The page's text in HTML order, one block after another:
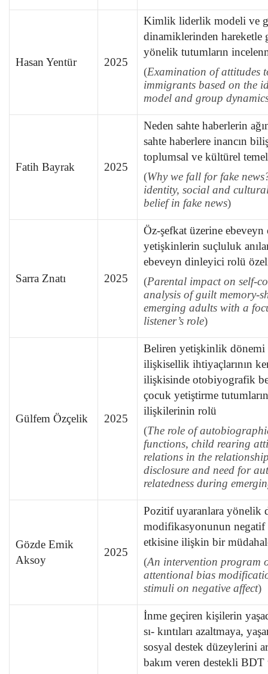
Hasan Yentür 2025
Kimlik liderlik modeli ve
dinamiklerinden hareketle
yönelik tutumların
(Examination of attitudes
immigrants based on the
model and group
Fatih Bayrak 2025
Neden sahte haberlerin
sahte haberlere inancın
toplumsal ve kültürel
(Whywe fall for fake
identity, social and
belief in fake news)
Sarra Znatı 2025
Öz-şefkat üzerine
yetişkinlerin suçluluk
ebeveyn dinleyici rolü
(Parental impact on self-
analysis of guilt memory-
emerging adults with a
listener’s role)
Gülfem Özçelik 2025
Beliren yetişkinlik
ilişkisellik ihtiyaçlarının
ilişkisinde otobiyografik
çocuk yetiştirme
ilişkilerinin rolü
(The role of
functions, child rearing
relations in the
disclosure and need for
relatedness during
Gözde Emik
Aksoy
2025
Pozitif uyaranlara yönelik
modifikasyonunun negatif
etkisine ilişkin bir
(An intervention program
attentional bias
stimuli on negative affect)
İnme geçiren kişilerin
sı- kıntıları azaltmaya,
sosyal destek düzeylerini
bakım veren destekli